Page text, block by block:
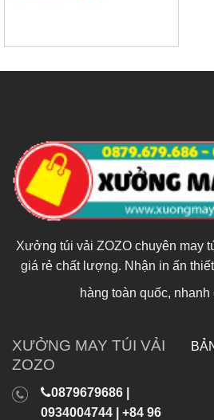
Xưởng túi vải ZOZO chuyên may
giá rẻ chất lượng. Nhận in ấn
hàng toàn quốc,
XƯỞNG MAY TÚI VẢI
ZOZO
0879679686 |
0934004744 | +84 96